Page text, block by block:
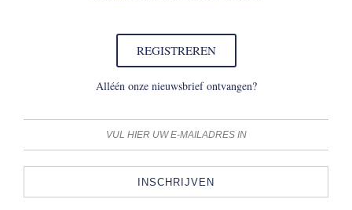
REGISTREREN
Alléén onze nieuwsbrief ontvangen?
INSCHRIJVEN